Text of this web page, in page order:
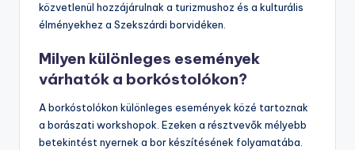
közvetlenül hozzájárulnak a turizmushoz és a kulturális
élményekhez a Szekszárdi borvidéken.
Milyen különleges események
várhatók a borkóstolókon?
A borkóstolókon különleges események közé tartoznak
a borászati workshopok. Ezeken a résztvevők mélyebb
betekintést nyernek a bor készítésének folyamatába.